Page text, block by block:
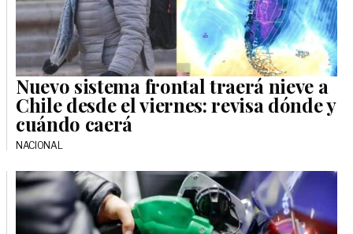
Nuevo sistema frontal traerá nieve a
Chile desde el viernes: revisa dónde y
cuándo caerá
NACIONAL